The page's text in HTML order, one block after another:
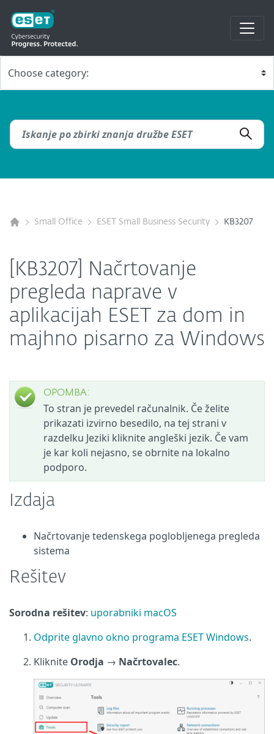
Small Office ESET Small Business Security KB3207
[KB3207] Načrtovanje
pregleda naprave v
aplikacijah ESET za dom in
majhno pisarno za Windows
OPOMBA:
To stran je prevedel računalnik. Če želite
prikazati izvirno besedilo, na tej strani v
razdelku Jeziki kliknite angleški jezik. Če vam
je kar koli nejasno, se obrnite na lokalno
podporo.
Izdaja
Načrtovanje tedenskega poglobljenega pregleda
sistema
Rešitev
Sorodna rešitev: uporabniki macOS
Odprite glavno okno programa ESET Windows.
Kliknite Orodja → Načrtovalec.